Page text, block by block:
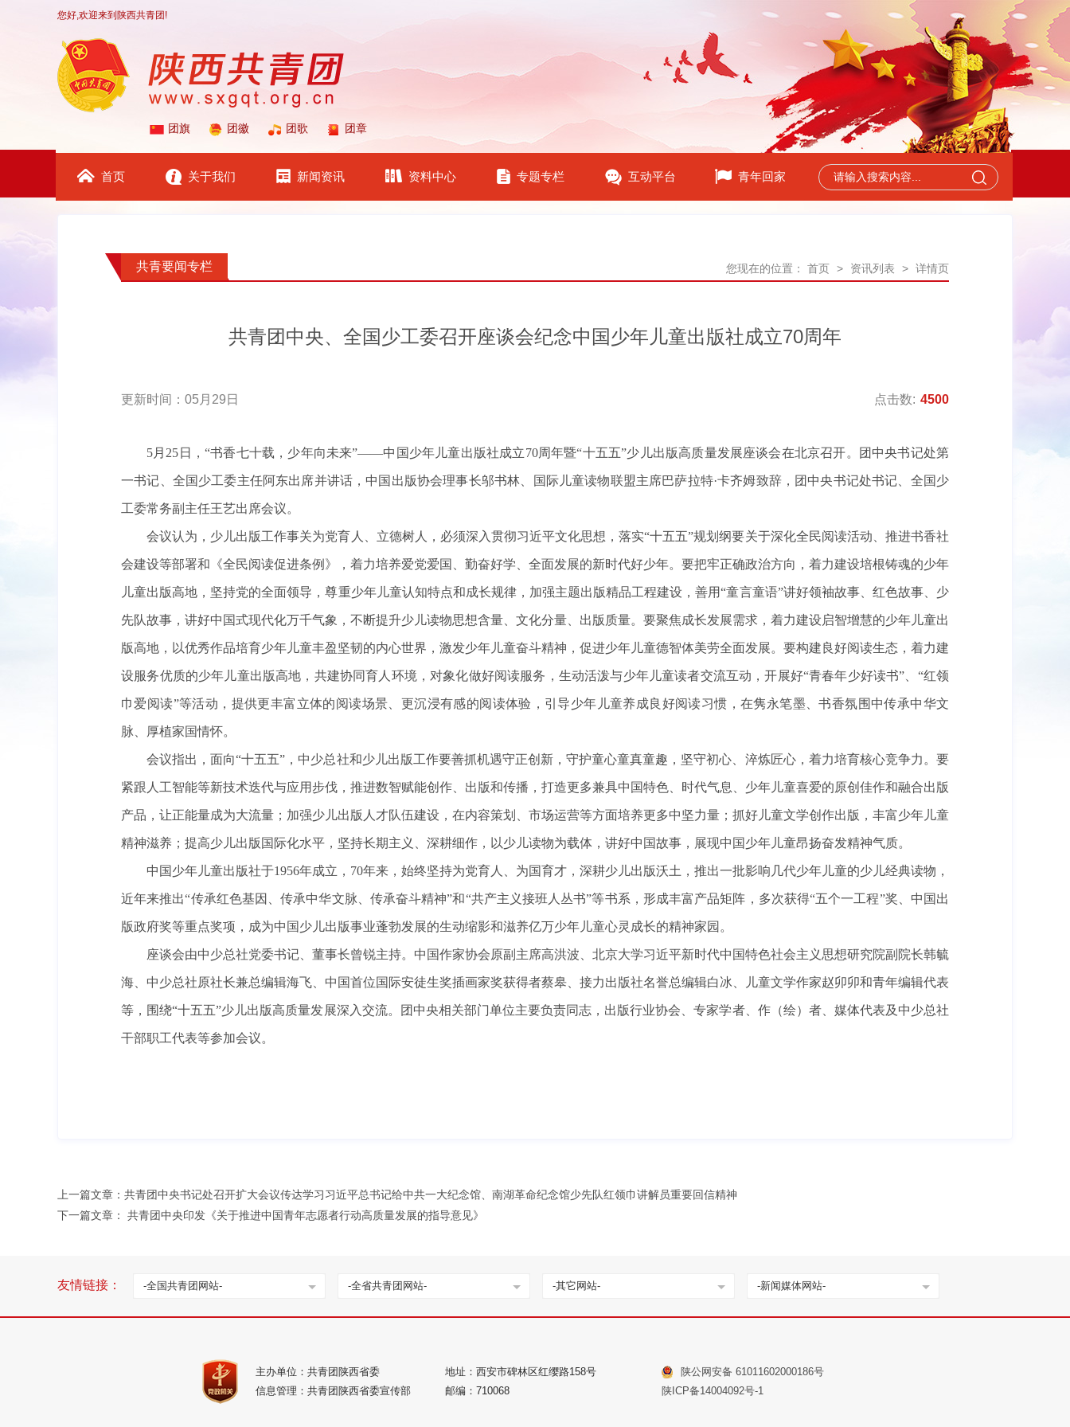
您好,欢迎来到陕西共青团!
团旗 团徽 团歌 团章
首页 关于我们 新闻资讯 资料中心 专题专栏 互动平台 青年回家
共青要闻专栏 您现在的位置： 首页 > 资讯列表 > 详情页
共青团中央、全国少工委召开座谈会纪念中国少年儿童出版社成立70周年
更新时间：05月29日 点击数: 4500
5月25日，“书香七十载，少年向未来”——中国少年儿童出版社成立70周年暨“十五五”少儿出版高质量发展座谈会在北京召开。团中央书记处第
一书记、全国少工委主任阿东出席并讲话，中国出版协会理事长邬书林、国际儿童读物联盟主席巴萨拉特·卡齐姆致辞，团中央书记处书记、全国少
工委常务副主任王艺出席会议。
会议认为，少儿出版工作事关为党育人、立德树人，必须深入贯彻习近平文化思想，落实“十五五”规划纲要关于深化全民阅读活动、推进书香社
会建设等部署和《全民阅读促进条例》，着力培养爱党爱国、勤奋好学、全面发展的新时代好少年。要把牢正确政治方向，着力建设培根铸魂的少年
儿童出版高地，坚持党的全面领导，尊重少年儿童认知特点和成长规律，加强主题出版精品工程建设，善用“童言童语”讲好领袖故事、红色故事、少
先队故事，讲好中国式现代化万千气象，不断提升少儿读物思想含量、文化分量、出版质量。要聚焦成长发展需求，着力建设启智增慧的少年儿童出
版高地，以优秀作品培育少年儿童丰盈坚韧的内心世界，激发少年儿童奋斗精神，促进少年儿童德智体美劳全面发展。要构建良好阅读生态，着力建
设服务优质的少年儿童出版高地，共建协同育人环境，对象化做好阅读服务，生动活泼与少年儿童读者交流互动，开展好“青春年少好读书”、“红领
巾爱阅读”等活动，提供更丰富立体的阅读场景、更沉浸有感的阅读体验，引导少年儿童养成良好阅读习惯，在隽永笔墨、书香氛围中传承中华文
脉、厚植家国情怀。
会议指出，面向“十五五”，中少总社和少儿出版工作要善抓机遇守正创新，守护童心童真童趣，坚守初心、淬炼匠心，着力培育核心竞争力。要
紧跟人工智能等新技术迭代与应用步伐，推进数智赋能创作、出版和传播，打造更多兼具中国特色、时代气息、少年儿童喜爱的原创佳作和融合出版
产品，让正能量成为大流量；加强少儿出版人才队伍建设，在内容策划、市场运营等方面培养更多中坚力量；抓好儿童文学创作出版，丰富少年儿童
精神滋养；提高少儿出版国际化水平，坚持长期主义、深耕细作，以少儿读物为载体，讲好中国故事，展现中国少年儿童昂扬奋发精神气质。
中国少年儿童出版社于1956年成立，70年来，始终坚持为党育人、为国育才，深耕少儿出版沃土，推出一批影响几代少年儿童的少儿经典读物，
近年来推出“传承红色基因、传承中华文脉、传承奋斗精神”和“共产主义接班人丛书”等书系，形成丰富产品矩阵，多次获得“五个一工程”奖、中国出
版政府奖等重点奖项，成为中国少儿出版事业蓬勃发展的生动缩影和滋养亿万少年儿童心灵成长的精神家园。
座谈会由中少总社党委书记、董事长曾锐主持。中国作家协会原副主席高洪波、北京大学习近平新时代中国特色社会主义思想研究院副院长韩毓
海、中少总社原社长兼总编辑海飞、中国首位国际安徒生奖插画家奖获得者蔡皋、接力出版社名誉总编辑白冰、儿童文学作家赵卯卯和青年编辑代表
等，围绕“十五五”少儿出版高质量发展深入交流。团中央相关部门单位主要负责同志，出版行业协会、专家学者、作（绘）者、媒体代表及中少总社
干部职工代表等参加会议。
上一篇文章： 共青团中央书记处召开扩大会议传达学习习近平总书记给中共一大纪念馆、南湖革命纪念馆少先队红领巾讲解员重要回信精神
下一篇文章：
共青团中央印发《关于推进中国青年志愿者行动高质量发展的指导意见》
友情链接： -全国共青团网站- -全省共青团网站- -其它网站- -新闻媒体网站-
主办单位：共青团陕西省委 地址：西安市碑林区红缨路158号
陕公网安备 61011602000186号
信息管理：共青团陕西省委宣传部
邮编：710068 陕ICP备14004092号-1